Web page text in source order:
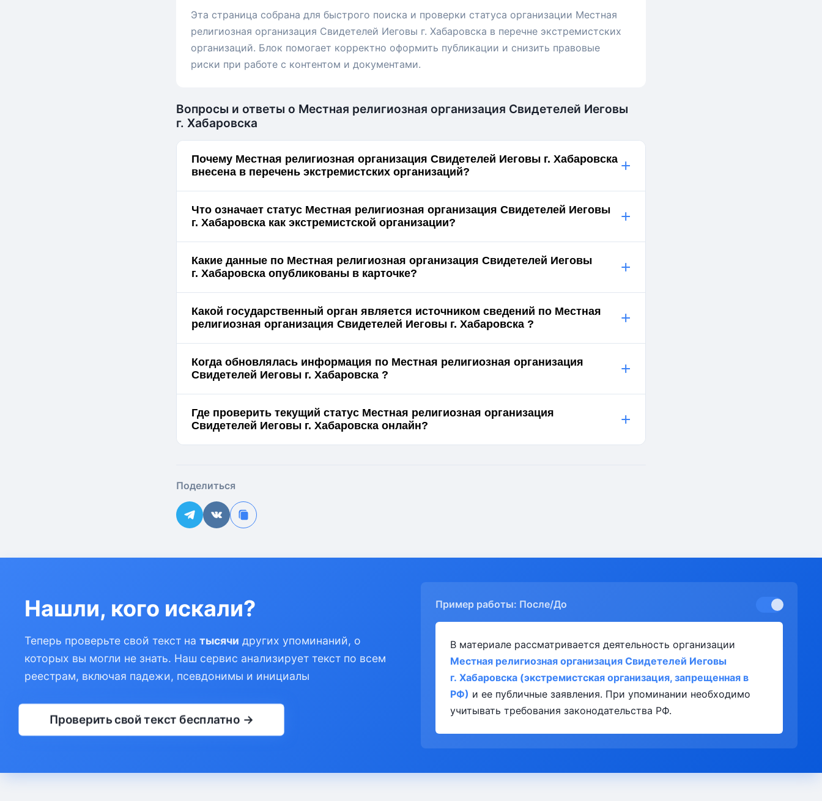
Эта страница собрана для быстрого поиска и проверки статуса организации Местная
религиозная организация Свидетелей Иеговы г. Хабаровска в перечне экстремистских
организаций. Блок помогает корректно оформить публикации и снизить правовые
риски при работе с контентом и документами.
Вопросы и ответы о Местная религиозная организация Свидетелей Иеговы
г. Хабаровска
Почему Местная религиозная организация Свидетелей Иеговы г. Хабаровска
внесена в перечень экстремистских организаций?
+
Что означает статус Местная религиозная организация Свидетелей Иеговы
г. Хабаровска как экстремистской организации?
+
Какие данные по Местная религиозная организация Свидетелей Иеговы
г. Хабаровска опубликованы в карточке?
+
Какой государственный орган является источником сведений по Местная
религиозная организация Свидетелей Иеговы г. Хабаровска ?
+
Когда обновлялась информация по Местная религиозная организация
Свидетелей Иеговы г. Хабаровска ?
+
Где проверить текущий статус Местная религиозная организация
Свидетелей Иеговы г. Хабаровска онлайн?
+
Поделиться
Нашли, кого искали?
Теперь проверьте свой текст на тысячи других упоминаний, о
которых вы могли не знать. Наш сервис анализирует текст по всем
реестрам, включая падежи, псевдонимы и инициалы
Проверить свой текст бесплатно →
Пример работы: После/До
В материале рассматривается деятельность организации
Местная религиозная организация Свидетелей Иеговы
г. Хабаровска (экстремистская организация, запрещенная в
РФ) и ее публичные заявления. При упоминании необходимо
учитывать требования законодательства РФ.